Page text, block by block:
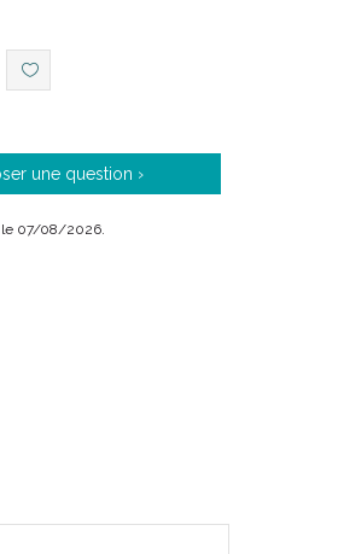
une question ›
le 07/08/2026.